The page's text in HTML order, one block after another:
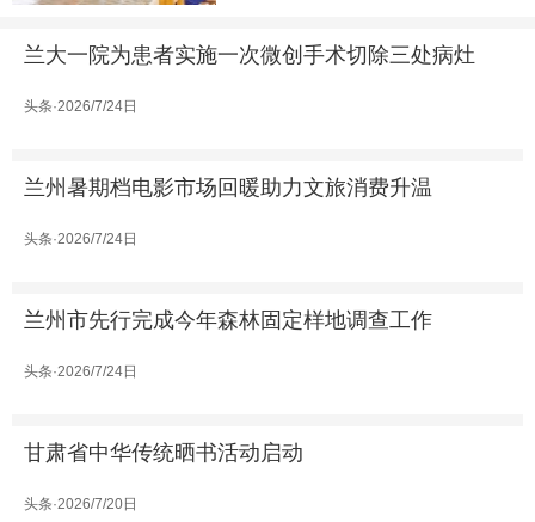
兰大一院为患者实施一次微创手术切除三处病灶
头条·2026/7/24日
兰州暑期档电影市场回暖助力文旅消费升温
头条·2026/7/24日
兰州市先行完成今年森林固定样地调查工作
头条·2026/7/24日
甘肃省中华传统晒书活动启动
头条·2026/7/20日